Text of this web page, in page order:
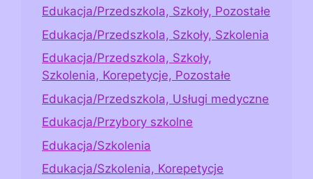
Edukacja/Przedszkola, Szkoły, Pozostałe
Edukacja/Przedszkola, Szkoły, Szkolenia
Edukacja/Przedszkola, Szkoły,
Szkolenia, Korepetycje, Pozostałe
Edukacja/Przedszkola, Usługi medyczne
Edukacja/Przybory szkolne
Edukacja/Szkolenia
Edukacja/Szkolenia, Korepetycje